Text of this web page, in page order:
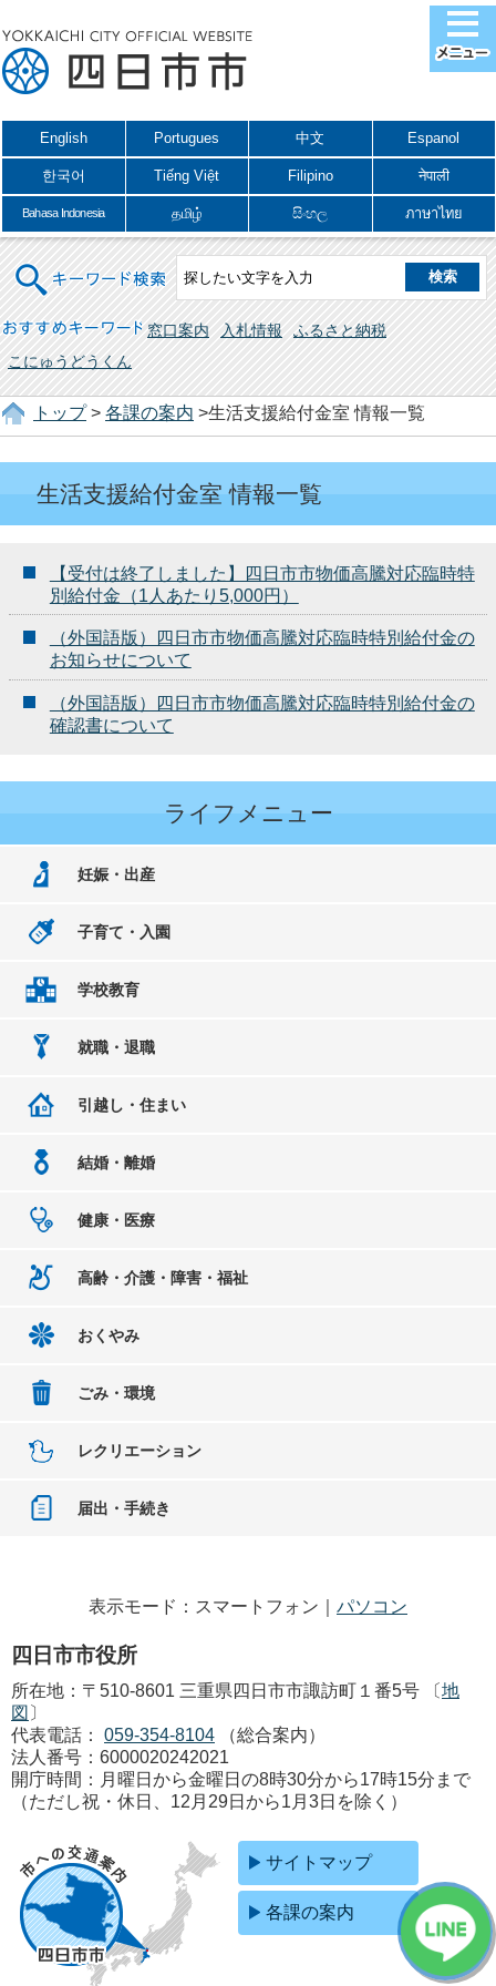
English Portugues 中文 Espanol
한국어 Tiếng Việt Filipino नेपाली
Bahasa Indonesia தமிழ் සිංහල ภาษาไทย
キーワード検索
おすすめキーワード 窓口案内 入札情報
ふるさと納税
こにゅうどうくん
トップ> 各課の案内 >生活支援給付金室 情報一覧
生活支援給付金室 情報一覧
【受付は終了しました】四日市市物価高騰対応臨時特
別給付金（1人あたり5,000円）
（外国語版）四日市市物価高騰対応臨時特別給付金の
お知らせについて
（外国語版）四日市市物価高騰対応臨時特別給付金の
確認書について
ライフメニュー
妊娠・出産
子育て・入園
学校教育
就職・退職
引越し・住まい
結婚・離婚
健康・医療
高齢・介護・障害・福祉
おくやみ
ごみ・環境
レクリエーション
届出・手続き
表示モード：スマートフォン｜ パソコン
四日市市役所
所在地：〒510-8601 三重県四日市市諏訪町１番5号 〔地
図 〕
代表電話：
059-354-8104
（総合案内）
法人番号：6000020242021
開庁時間：月曜日から金曜日の8時30分から17時15分まで
（ただし祝・休日、12月29日から1月3日を除く）
サイトマップ
各課の案内